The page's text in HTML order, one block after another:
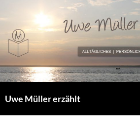
Inhalt
springen
Uwe Müller erzählt